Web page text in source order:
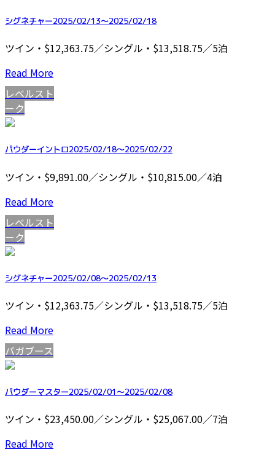
シグネチャー2025/02/13～2025/02/18
ツイン・$12,363.75／シングル・$13,518.75／5泊
Read More
レベルスト
ーク
パウダーイントロ2025/02/18～2025/02/22
ツイン・$9,891.00／シングル・$10,815.00／4泊
Read More
レベルスト
ーク
シグネチャー2025/02/08～2025/02/13
ツイン・$12,363.75／シングル・$13,518.75／5泊
Read More
バガブース
パウダーマスター2025/02/01～2025/02/08
ツイン・$23,450.00／シングル・$25,067.00／7泊
Read More